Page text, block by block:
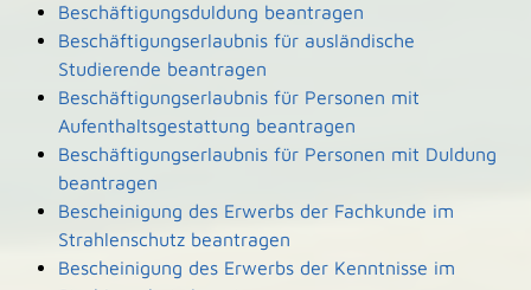
Beschäftigungsduldung beantragen
Beschäftigungserlaubnis für ausländische
Studierende beantragen
Beschäftigungserlaubnis für Personen mit
Aufenthaltsgestattung beantragen
Beschäftigungserlaubnis für Personen mit Duldung
beantragen
Bescheinigung des Erwerbs der Fachkunde im
Strahlenschutz beantragen
Bescheinigung des Erwerbs der Kenntnisse im